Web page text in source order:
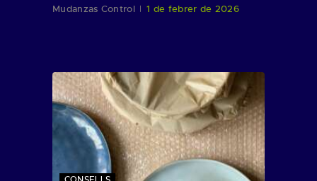
Mudanzas Control
1 de febrer de 2026